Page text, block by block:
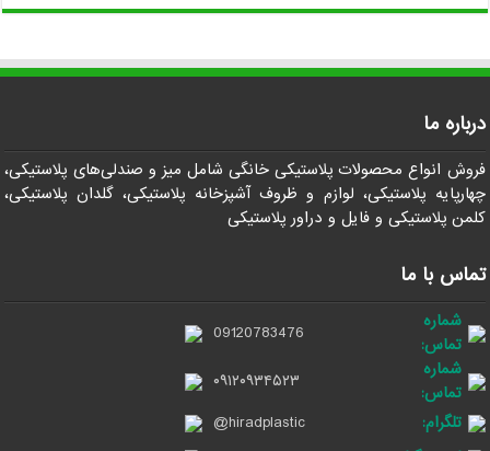
درباره ما
فروش انواع محصولات پلاستیکی خانگی شامل میز و صندلی‌های پلاستیکی،
چهارپایه پلاستیکی، لوازم و ظروف آشپزخانه پلاستیکی، گلدان پلاستیکی،
کلمن پلاستیکی و فایل و دراور پلاستیکی
تماس با ما
شماره
تماس:
09120783476
شماره
تماس:
۰۹۱۲۰۹۳۴۵۲۳
تلگرام:
@hiradplastic